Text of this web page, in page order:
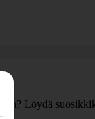
Löydä